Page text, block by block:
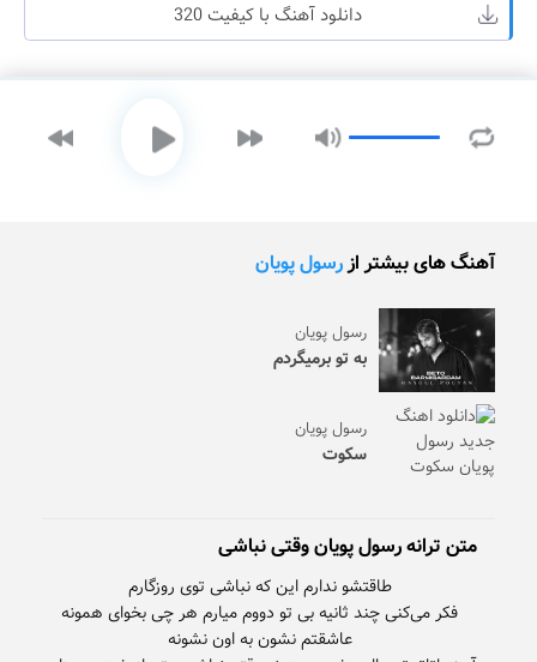
دانلود آهنگ با کیفیت 320
آهنگ های بیشتر ازرسول پویان
رسول پویان
به تو برمیگردم
رسول پویان
سکوت
متن ترانه رسول پویان وقتی نباشی